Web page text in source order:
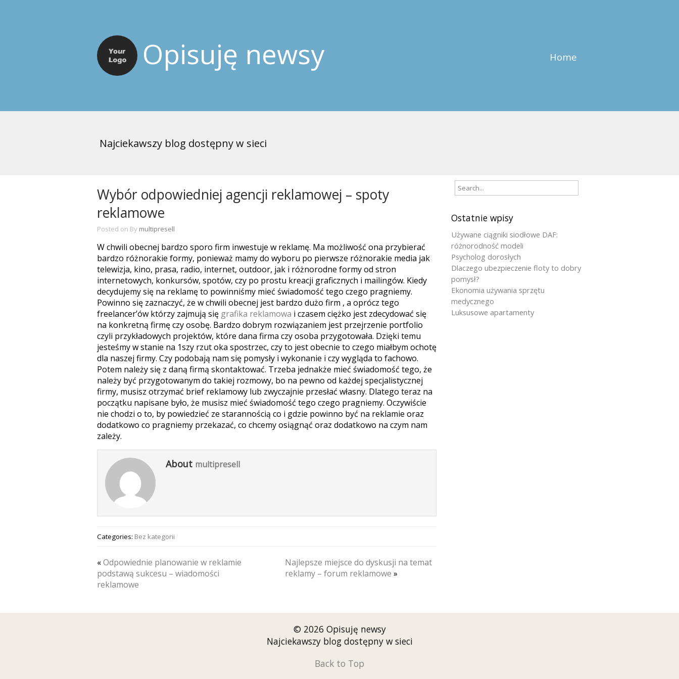
Opisuję newsy Home
Najciekawszy blog dostępny w sieci
Wybór odpowiedniej agencji reklamowej – spoty
reklamowe
Posted on By multipresell
W chwili obecnej bardzo sporo firm inwestuje w reklamę. Ma możliwość ona przybierać
bardzo różnorakie formy, ponieważ mamy do wyboru po pierwsze różnorakie media jak
telewizja, kino, prasa, radio, internet, outdoor, jak i różnorodne formy od stron
internetowych, konkursów, spotów, czy po prostu kreacji graficznych i mailingów. Kiedy
decydujemy się na reklamę to powinniśmy mieć świadomość tego czego pragniemy.
Powinno się zaznaczyć, że w chwili obecnej jest bardzo dużo firm , a oprócz tego
freelancer’ów którzy zajmują się grafika reklamowa i czasem ciężko jest zdecydować się
na konkretną firmę czy osobę. Bardzo dobrym rozwiązaniem jest przejrzenie portfolio
czyli przykładowych projektów, które dana firma czy osoba przygotowała. Dzięki temu
jesteśmy w stanie na 1szy rzut oka spostrzec, czy to jest obecnie to czego miałbym ochotę
dla naszej firmy. Czy podobają nam się pomysły i wykonanie i czy wygląda to fachowo.
Potem należy się z daną firmą skontaktować. Trzeba jednakże mieć świadomość tego, że
należy być przygotowanym do takiej rozmowy, bo na pewno od każdej specjalistycznej
firmy, musisz otrzymać brief reklamowy lub zwyczajnie przesłać własny. Dlatego teraz na
początku napisane było, że musisz mieć świadomość tego czego pragniemy. Oczywiście
nie chodzi o to, by powiedzieć ze starannością co i gdzie powinno być na reklamie oraz
dodatkowo co pragniemy przekazać, co chcemy osiągnąć oraz dodatkowo na czym nam
zależy.
About multipresell
Categories: Bez kategorii
«Odpowiednie planowanie w reklamie
podstawą sukcesu – wiadomości
reklamowe
Najlepsze miejsce do dyskusji na temat
reklamy – forum reklamowe »
Ostatnie wpisy
Używane ciągniki siodłowe DAF:
różnorodność modeli
Psycholog dorosłych
Dlaczego ubezpieczenie floty to dobry
pomysł?
Ekonomia używania sprzętu
medycznego
Luksusowe apartamenty
© 2026 Opisuję newsy
Najciekawszy blog dostępny w sieci
Back to Top